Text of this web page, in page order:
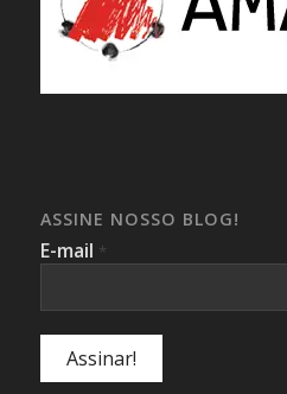
ASSINE NOSSO BLOG!
E-mail *